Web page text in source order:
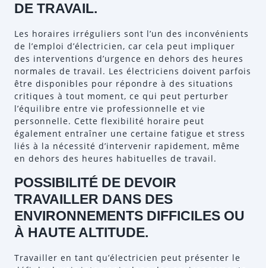
DE TRAVAIL.
Les horaires irréguliers sont l’un des inconvénients
de l’emploi d’électricien, car cela peut impliquer
des interventions d’urgence en dehors des heures
normales de travail. Les électriciens doivent parfois
être disponibles pour répondre à des situations
critiques à tout moment, ce qui peut perturber
l’équilibre entre vie professionnelle et vie
personnelle. Cette flexibilité horaire peut
également entraîner une certaine fatigue et stress
liés à la nécessité d’intervenir rapidement, même
en dehors des heures habituelles de travail.
POSSIBILITÉ DE DEVOIR
TRAVAILLER DANS DES
ENVIRONNEMENTS DIFFICILES OU
À HAUTE ALTITUDE.
Travailler en tant qu’électricien peut présenter le